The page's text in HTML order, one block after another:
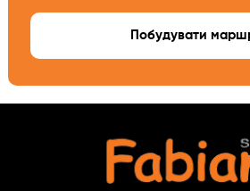
Побудувати